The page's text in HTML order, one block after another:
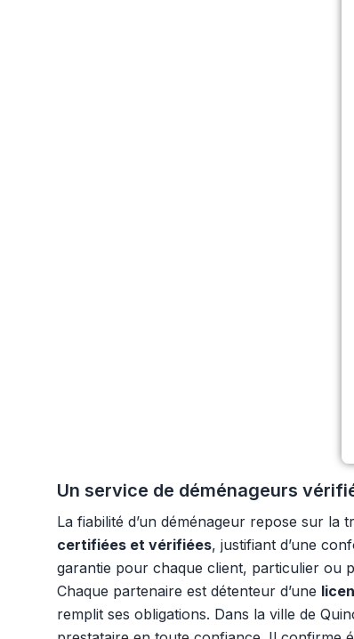
Un service de déménageurs
La fiabilité d’un déménageur repose sur
certifiées et vérifiées, justifiant d’une
garantie pour chaque client, particulier ou
Chaque partenaire est détenteur d’une
remplit ses obligations. Dans la ville de